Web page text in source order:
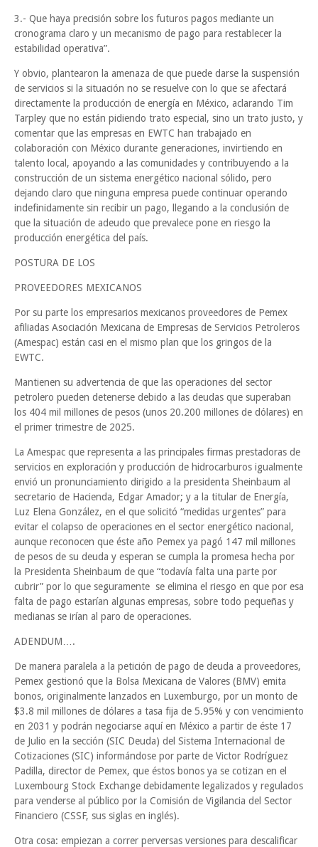
3.- Que haya precisión sobre los futuros pagos mediante un
cronograma claro y un mecanismo de pago para restablecer la
estabilidad operativa”.
Y obvio, plantearon la amenaza de que puede darse la suspensión
de servicios si la situación no se resuelve con lo que se afectará
directamente la producción de energía en México, aclarando Tim
Tarpley que no están pidiendo trato especial, sino un trato justo, y
comentar que las empresas en EWTC han trabajado en
colaboración con México durante generaciones, invirtiendo en
talento local, apoyando a las comunidades y contribuyendo a la
construcción de un sistema energético nacional sólido, pero
dejando claro que ninguna empresa puede continuar operando
indefinidamente sin recibir un pago, llegando a la conclusión de
que la situación de adeudo que prevalece pone en riesgo la
producción energética del país.
POSTURA DE LOS
PROVEEDORES MEXICANOS
Por su parte los empresarios mexicanos proveedores de Pemex
afiliadas Asociación Mexicana de Empresas de Servicios Petroleros
(Amespac) están casi en el mismo plan que los gringos de la
EWTC.
Mantienen su advertencia de que las operaciones del sector
petrolero pueden detenerse debido a las deudas que superaban
los 404 mil millones de pesos (unos 20.200 millones de dólares) en
el primer trimestre de 2025.
La Amespac que representa a las principales firmas prestadoras de
servicios en exploración y producción de hidrocarburos igualmente
envió un pronunciamiento dirigido a la presidenta Sheinbaum al
secretario de Hacienda, Edgar Amador; y a la titular de Energía,
Luz Elena González, en el que solicitó “medidas urgentes” para
evitar el colapso de operaciones en el sector energético nacional,
aunque reconocen que éste año Pemex ya pagó 147 mil millones
de pesos de su deuda y esperan se cumpla la promesa hecha por
la Presidenta Sheinbaum de que “todavía falta una parte por
cubrir” por lo que seguramente se elimina el riesgo en que por esa
falta de pago estarían algunas empresas, sobre todo pequeñas y
medianas se irían al paro de operaciones.
ADENDUM….
De manera paralela a la petición de pago de deuda a proveedores,
Pemex gestionó que la Bolsa Mexicana de Valores (BMV) emita
bonos, originalmente lanzados en Luxemburgo, por un monto de
$3.8 mil millones de dólares a tasa fija de 5.95% y con vencimiento
en 2031 y podrán negociarse aquí en México a partir de éste 17
de Julio en la sección (SIC Deuda) del Sistema Internacional de
Cotizaciones (SIC) informándose por parte de Victor Rodríguez
Padilla, director de Pemex, que éstos bonos ya se cotizan en el
Luxembourg Stock Exchange debidamente legalizados y regulados
para venderse al público por la Comisión de Vigilancia del Sector
Financiero (CSSF, sus siglas en inglés).
Otra cosa: empiezan a correr perversas versiones para descalificar